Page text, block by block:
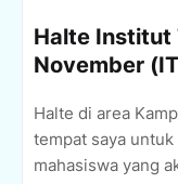
Halte Institut
November
Halte di area
tempat saya
mahasiswa yang